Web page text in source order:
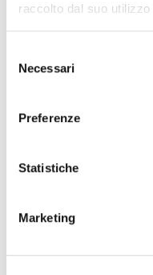
raccolto dal suo
delNecessari
Preferenze
Statistiche
Marketing
8D63 - Pastello
8D60 - Pastello